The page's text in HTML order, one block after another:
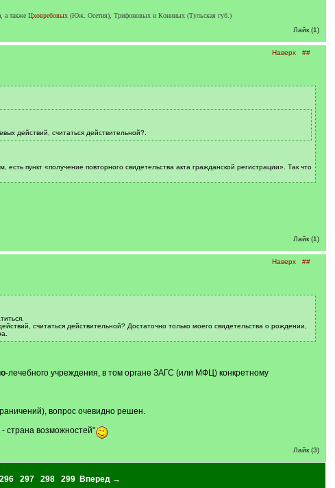
а также Цховребовых(Юж. Осетия), Трифоновых и Кониных (Тульская губ.)
Лайк (1)
Наверх ##
действий, считаться действительной?.
пункт «получение повторного свидетельства акта гражданской регистрации». Так что
Лайк (1)
Наверх ##
считаться действительной? Достаточно только моего свидетельства о рождении,
-лечебного учреждения, в том органе ЗАГС (или МФЦ) конкретному
вопрос очевидно решен.
страна возможностей"
Лайк (3)
296 297 298 299 Вперед →